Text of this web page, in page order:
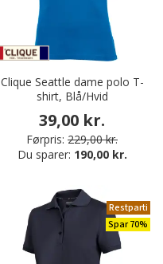
Clique Seattle dame polo T-
shirt, Blå/Hvid
39,00 kr.
Førpris: 229,00 kr.
Du sparer: 190,00 kr.
Restparti
Spar 70%